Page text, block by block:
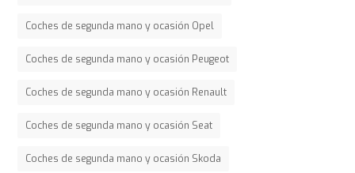
Coches de segunda mano y ocasión Opel
Coches de segunda mano y ocasión Peugeot
Coches de segunda mano y ocasión Renault
Coches de segunda mano y ocasión Seat
Coches de segunda mano y ocasión Skoda